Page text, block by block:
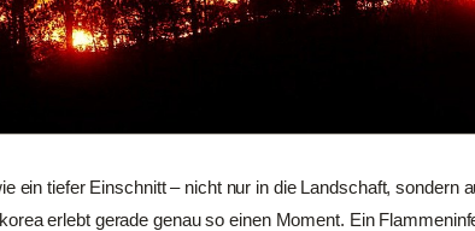
ein tiefer Einschnitt – nicht nur in die Landschaft, sondern
erlebt gerade genau so einen Moment. Ein